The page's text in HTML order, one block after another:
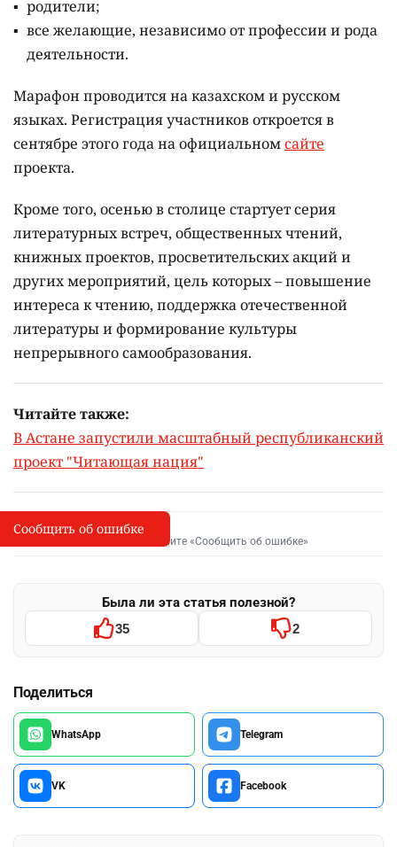
родители;
все желающие, независимо от профессии и рода
деятельности.
Марафон проводится на казахском и русском
языках. Регистрация участников откроется в
сентябре этого года на официальномсайте
проекта.
Кроме того, осенью в столице стартует серия
литературных встреч, общественных чтений,
книжных проектов, просветительских акций и
других мероприятий, цель которых –повышение
интереса к чтению, поддержка отечественной
литературы и формирование культуры
непрерывного самообразования.
Читайте также:
В Астане запустили масштабный республиканский
проект "Читающая нация"
I
Сообщить об опечатке
Выделите фрагмент и нажмите «Сообщить об ошибке»
Была ли эта статья полезной?
35 2
Поделиться
WhatsApp Telegram
VK Facebook
Сообщить об ошибке